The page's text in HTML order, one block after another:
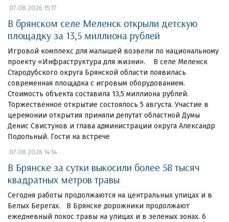
07.08.2026 15:17
В брянском селе Меленск открыли детскую
площадку за 13,5 миллиона рублей
Игровой комплекс для малышей возвели по национальному
проекту «Инфраструктура для жизни». В селе Меленск
Стародубского округа Брянской области появилась
современная площадка с игровым оборудованием.
Стоимость объекта составила 13,5 миллиона рублей.
Торжественное открытие состоялось 5 августа. Участие в
церемонии открытия приняли депутат областной Думы
Денис Свистунов и глава администрации округа Александр
Подольный. Гости на встрече
07.08.2026 14:14
В Брянске за сутки выкосили более 58 тысяч
квадратных метров травы
Сегодня работы продолжаются на центральных улицах и в
Белых Берегах. В Брянске дорожники продолжают
ежедневный покос травы на улицах и в зеленых зонах. 6